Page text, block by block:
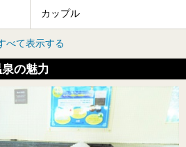
カップル
べて表示する
の魅力